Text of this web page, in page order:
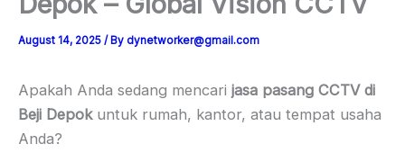
August 14, 2025 / By dynetworker@gmail.com
Apakah Anda sedang mencari jasa pasang CCTV di
Beji Depokuntuk rumah, kantor, atau tempat usaha
Anda?